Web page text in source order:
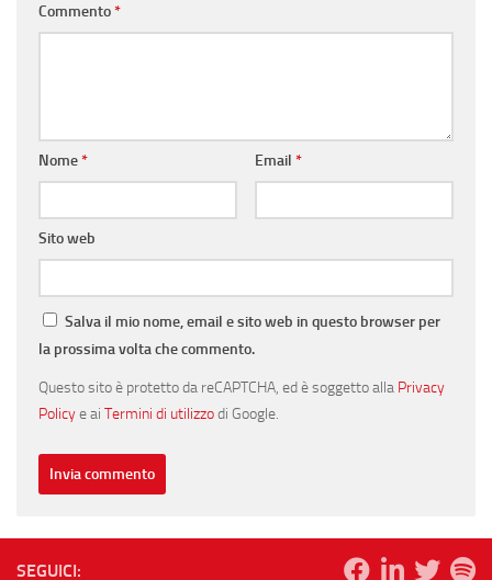
Commento*
Nome* Email *
Sito web
Salva il mio nome, email e sito web in questo browser per
la prossima volta che commento.
Questo sito è protetto da reCAPTCHA, ed è soggetto alla Privacy
Policye ai Termini di utilizzodi Google.
SEGUICI: